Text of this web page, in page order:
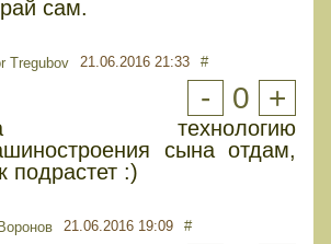
сам.
Tregubov 21.06.2016 21:33 #
- 0 +
технологию
сына отдам,
подрастет :)
21.06.2016 19:09 #